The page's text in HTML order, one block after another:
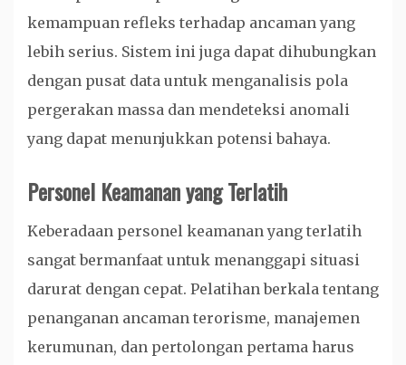
kemampuan refleks terhadap ancaman yang
lebih serius. Sistem ini juga dapat dihubungkan
dengan pusat data untuk menganalisis pola
pergerakan massa dan mendeteksi anomali
yang dapat menunjukkan potensi bahaya.
Personel Keamanan yang Terlatih
Keberadaan personel keamanan yang terlatih
sangat bermanfaat untuk menanggapi situasi
darurat dengan cepat. Pelatihan berkala tentang
penanganan ancaman terorisme, manajemen
kerumunan, dan pertolongan pertama harus